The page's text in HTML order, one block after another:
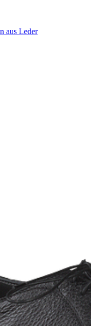
aus Leder